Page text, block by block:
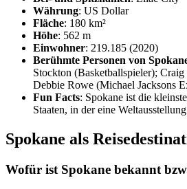
Währung: US Dollar
Fläche: 180 km²
Höhe: 562 m
Einwohner: 219.185 (2020)
Berühmte Personen von
Stockton (Basketballspieler);
Debbie Rowe (Michael Jacksons
Fun Facts: Spokane ist die
Staaten, in der eine
Spokane als
Wofür ist Spokane bekannt